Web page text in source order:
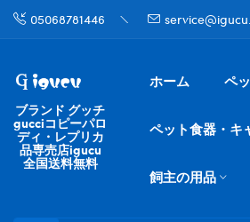
05068781446
ブランド グッチ
gucciコピーパロ
ディ・レプリカ
品専売店igucu
全国送料無料
ホーム ペ
ペット食器・キ
飼主の用品